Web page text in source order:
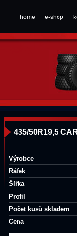
home e-shop
435/50R19,5
Výrobce
Ráfek
Šířka
Profil
Počet kusů skladem
Cena